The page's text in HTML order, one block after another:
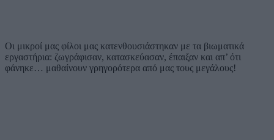
Οι μικροί μας φίλοι μας κατενθουσιάστηκαν με τα βιωματικά
εργαστήρια: ζωγράφισαν, κατασκεύασαν, έπαιξαν και απ’ ότι
φάνηκε… μαθαίνουν γρηγορότερα από μας τους μεγάλους!